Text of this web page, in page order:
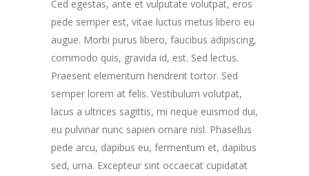
Ced egestas, ante et vulputate volutpat, eros
pede semper est, vitae luctus metus libero eu
augue. Morbi purus libero, faucibus adipiscing,
commodo quis, gravida id, est. Sed lectus.
Praesent elementum hendrerit tortor. Sed
semper lorem at felis. Vestibulum volutpat,
lacus a ultrices sagittis, mi neque euismod dui,
eu pulvinar nunc sapien ornare nisl. Phasellus
pede arcu, dapibus eu, fermentum et, dapibus
sed, urna. Excepteur sint occaecat cupidatat